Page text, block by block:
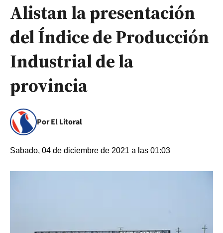
Alistan la presentación
del Índice de Producción
Industrial de la
provincia
Por El Litoral
Sabado, 04 de diciembre de 2021 a las 01:03